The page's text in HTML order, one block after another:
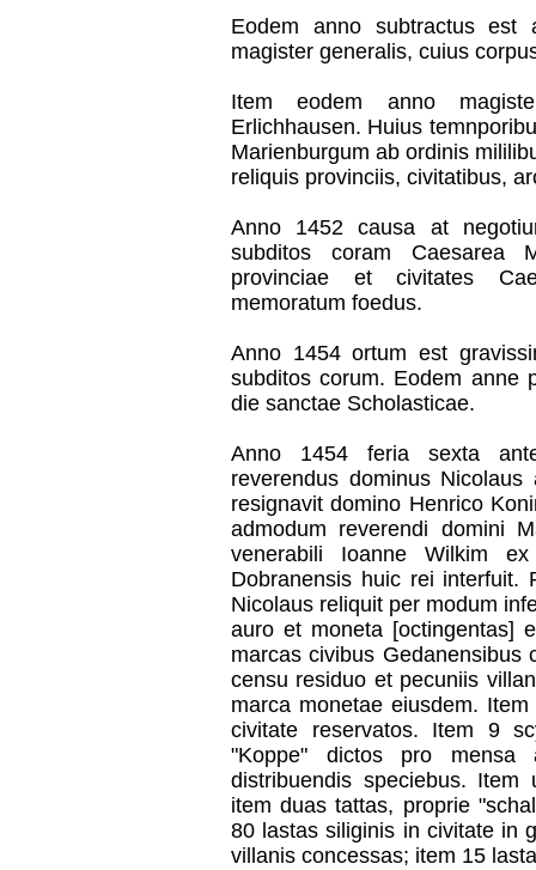
Eodem anno subtractus est
magister generalis, cuius
Item eodem anno
Erlichhausen. Huius
Marienburgum ab ordinis
reliquis provinciis, civitatibus,
Anno 1452 causa at
subditos coram Caesarea
provinciae et civitates
memoratum foedus.
Anno 1454 ortum est
subditos corum. Eodem anne
die sanctae Scholasticae.
Anno 1454 feria sexta
reverendus dominus
resignavit domino Henrico
admodum reverendi domini
venerabili Ioanne Wilkim
Dobranensis huic rei interfuit.
Nicolaus reliquit per modum
auro et moneta [octingentas]
marcas civibus Gedanensibus
censu residuo et pecuniis
marca monetae eiusdem.
civitate reservatos. Item 9
"Koppe" dictos pro mensa
distribuendis speciebus. Item
item duas tattas, proprie
80 lastas siliginis in civitate in
villanis concessas; item 15